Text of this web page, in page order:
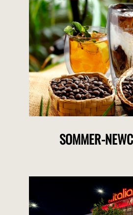
SOMMER-